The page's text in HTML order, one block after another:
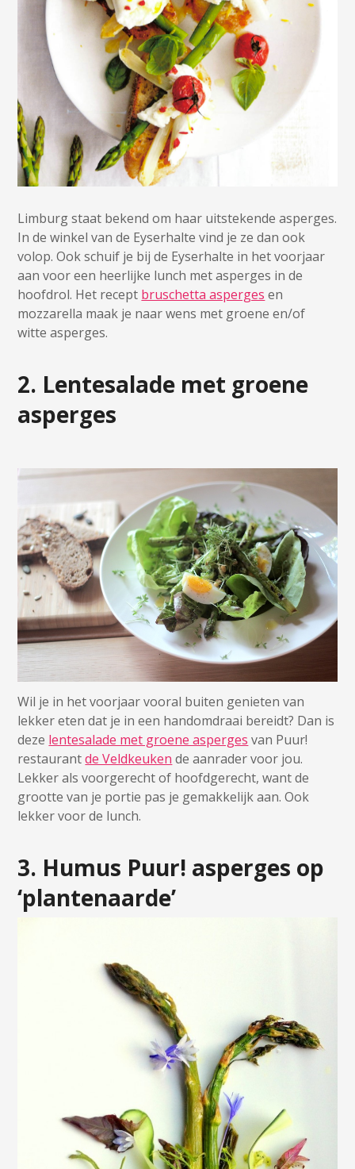
Limburg staat bekend om haar uitstekende asperges.
In de winkel van de Eyserhalte vind je ze dan ook
volop. Ook schuif je bij de Eyserhalte in het voorjaar
aan voor een heerlijke lunch met asperges in de
hoofdrol. Het recept bruschetta asperges en
mozzarella maak je naar wens met groene en/of
witte asperges.
2. Lentesalade met groene
asperges
Wil je in het voorjaar vooral buiten genieten van
lekker eten dat je in een handomdraai bereidt? Dan is
deze lentesalade met groene asperges van Puur!
restaurantde Veldkeuken de aanrader voor jou.
Lekker als voorgerecht of hoofdgerecht, want de
grootte van je portie pas je gemakkelijk aan. Ook
lekker voor de lunch.
3. Humus Puur! asperges op
‘plantenaarde’